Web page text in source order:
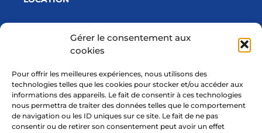
Gérer le consentement aux
cookies
Pour offrir les meilleures expériences, nous utilisons des
technologies telles que les cookies pour stocker et/ou accéder aux
informations des appareils. Le fait de consentir à ces technologies
nous permettra de traiter des données telles que le comportement
de navigation ou les ID uniques sur ce site. Le fait de ne pas
consentir ou de retirer son consentement peut avoir un effet
With a financial support from